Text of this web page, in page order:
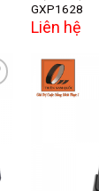
GXP1628
Liên hệ